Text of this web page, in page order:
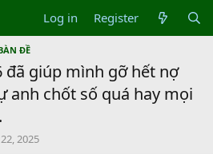
Log in Register
ĐỀ
đã giúp mình gỡ hết nợ
anh chốt số quá hay mọi
2025